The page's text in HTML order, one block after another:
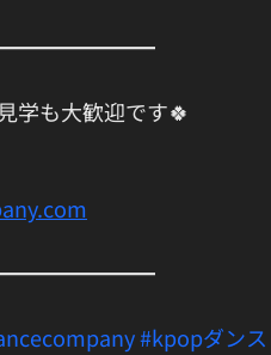
学も大歓迎です🍀
#kpopダンス